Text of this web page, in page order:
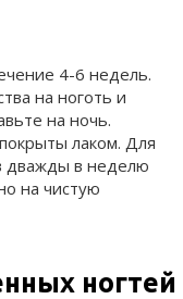
4-6 недель.
на ноготь и
на ночь.
лаком. Для
дважды в неделю
на чистую
ногтей